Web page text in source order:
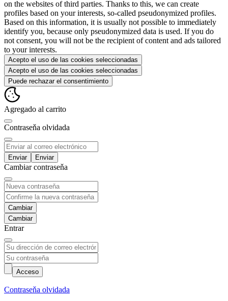
on the websites of third parties. Thanks to this, we can create
profiles based on your interests, so-called pseudonymized profiles.
Based on this information, it is usually not possible to immediately
identify you, because only pseudonymized data is used. If you do
not consent, you will not be the recipient of content and ads tailored
to your interests.
Acepto el uso de las cookies seleccionadas
Acepto el uso de las cookies seleccionadas
Puede rechazar el consentimiento
Agregado al carrito
Contraseňa olvidada
Enviar
Cambiar contraseňa
Cambiar
Entrar
Acceso
Contraseňa olvidada